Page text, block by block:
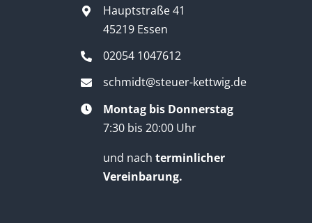
Hauptstraße 41
45219 Essen
02054 1047612
schmidt@steuer-kettwig.de
Montag bis Donnerstag
7:30 bis 20:00 Uhr
und nachterminlicher
Vereinbarung.